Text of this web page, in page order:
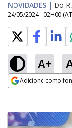
NOVIDADES | Do
24/05/2024 - 02H00
A+
Adicione como